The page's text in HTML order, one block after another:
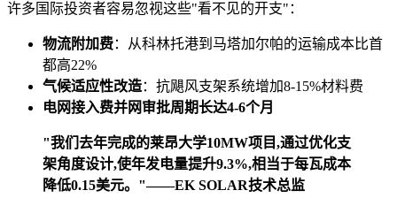
许多国际投资者容易忽视这些"看不见的开支"：
物流附加费：从科林托港到马塔加尔帕的运输成本比首
都高22%
气候适应性改造：抗飓风支架系统增加8-15%材料费
电网接入费并网审批周期长达4-6个月
"我们去年完成的莱昂大学10MW项目,通过优化支
架角度设计,使年发电量提升9.3%,相当于每瓦成本
降低0.15美元。"——EK SOLAR技术总监